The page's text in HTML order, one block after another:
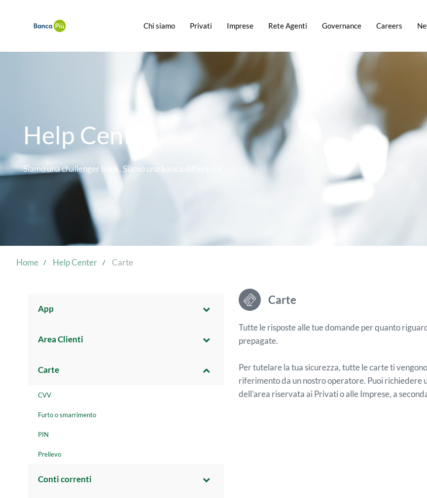
Chi siamo Privati Imprese Rete Agenti Governance Careers
Help Center
Siamo una challenger bank. Siamo una banca differente.
Home Help Center Carte
App
Area Clienti
Carte
CVV
Furto o smarrimento
PIN
Prelievo
Conti correnti
Carte
Tutte le risposte alle tue domande per quanto
prepagate.
Per tutelare la tua sicurezza, tutte le carte ti
riferimento da un nostro operatore. Puoi richiedere
dell'area riservata ai Privati o alle Imprese, a